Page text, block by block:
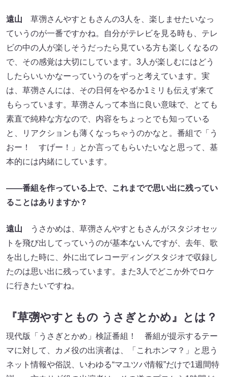
遠山 草彅さんやすともさんの3人を、楽しませたいなっ
ていうのが一番ですかね。自分がテレビを見る時も、テレ
ビの中の人が楽しそうだったら見ている方も楽しくなるの
で、その感覚は大切にしています。3人が楽しむにはどう
したらいいかなーっていうのをずっと考えています。実
は、草彅さんには、その日何をやるか1ミリも伝えず来て
もらっています。草彅さんって本当に良い意味で、とても
素直で純粋な方なので、内容をちょっとでも知っている
と、リアクションも薄くなっちゃうのかなと。番組で「う
おー！ すげー！」とか言ってもらいたいなと思って、基
本的には内緒にしています。
――番組を作っている上で、これまでで思い出に残ってい
ることはありますか？
遠山 うさかめは、草彅さんやすともさんがスタジオセッ
トを飛び出してっていうのが基本ないんですが、去年、歌
を出した時に、外に出てレコーディングスタジオで収録し
たのは思い出に残っています。また3人でどこか外でロケ
に行きたいですね。
『草彅やすともの うさぎとかめ』とは？
現代版「うさぎとかめ」検証番組！ 番組が提示するテー
マに対して、カメ役の出演者は、「これホンマ？」と思う
ネット情報や俗説、いわゆる“マユツバ情報”だけで1週間特